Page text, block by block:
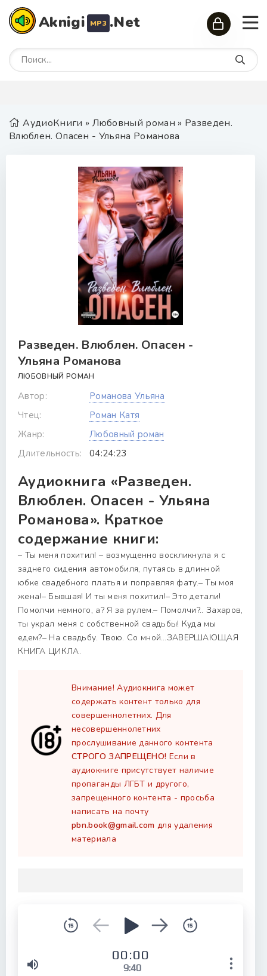
Aknigi MP3 .Net
АудиоКниги » Любовный роман » Разведен.
Влюблен. Опасен - Ульяна Романова
Разведен. Влюблен. Опасен -
Ульяна Романова
ЛЮБОВНЫЙ РОМАН
Автор:
Романова Ульяна
Чтец:
Роман Катя
Жанр:
Любовный роман
Длительность:
04:24:23
Аудиокнига «Разведен.
Влюблен. Опасен - Ульяна
Романова». Краткое
содержание книги:
– Ты меня похитил! – возмущенно воскликнула я с
заднего сидения автомобиля, путаясь в длинной
юбке свадебного платья и поправляя фату.– Ты моя
жена!– Бывшая! И ты меня похитил!– Это детали!
Помолчи немного, а? Я за рулем.– Помолчи?.. Захаров,
ты украл меня с собственной свадьбы! Куда мы
едем?– На свадьбу. Твою. Со мной…ЗАВЕРШАЮЩАЯ
КНИГА ЦИКЛА.
Внимание! Аудиокнига может
содержать контент только для
совершеннолетних. Для
несовершеннолетних
прослушивание данного контента
СТРОГО ЗАПРЕЩЕНО! Если в
аудиокниге присутствует наличие
пропаганды ЛГБТ и другого,
запрещенного контента - просьба
написать на почту
pbn.book@gmail.com для удаления
материала
00:00
9:40